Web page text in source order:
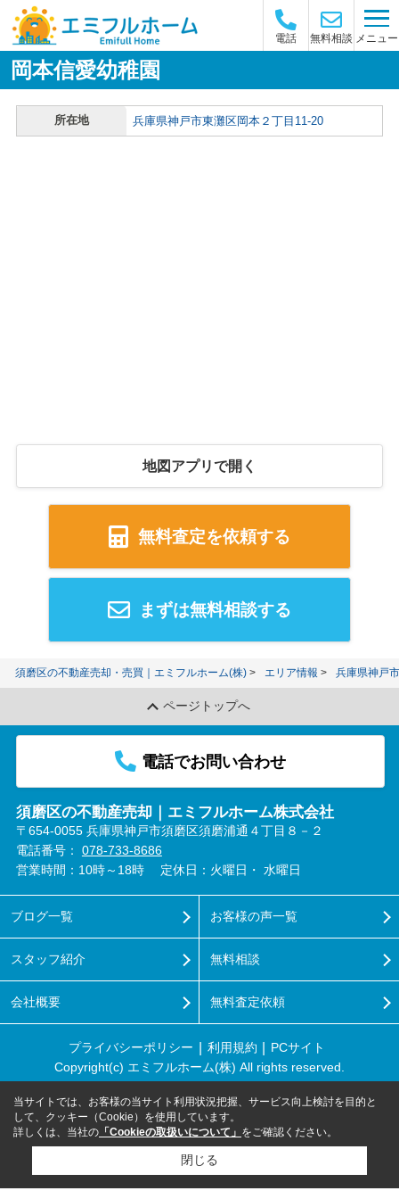
電話 無料相談 メニュー
岡本信愛幼稚園
所在地 兵庫県神戸市東灘区岡本２丁目11-20
地図アプリで開く
無料査定を依頼する
まずは無料相談する
須磨区の不動産売却・売買｜エミフルホーム(株) エリア情報 兵庫県神戸
ページトップへ
電話でお問い合わせ
須磨区の不動産売却｜エミフルホーム株式会社
〒654-0055 兵庫県神戸市須磨区須磨浦通４丁目８－２
電話番号： 078-733-8686
営業時間：10時～18時
定休日：火曜日・ 水曜日
ブログ一覧
スタッフ紹介
会社概要
お客様の声一覧
無料相談
無料査定依頼
プライバシーポリシー 利用規約
PCサイト
Copyright(c) エミフルホーム(株) All rights reserved.
当サイトでは、お客様の当サイト利用状況把握、サービス向上検討を目的と
して、クッキー（Cookie）を使用しています。
詳しくは、当社の 「Cookieの取扱いについて」 をご確認ください。
閉じる